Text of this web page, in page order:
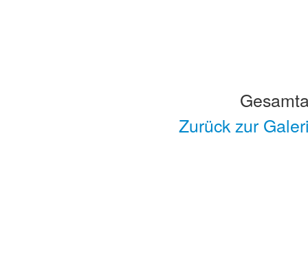
Zurück zur